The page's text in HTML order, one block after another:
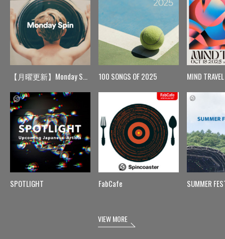
【月曜更新】Monday Spin
SPOTLIGHT
100 SONGS OF 2025
FabCafe
MIND TRAVEL
SUMMER
VIEW MORE